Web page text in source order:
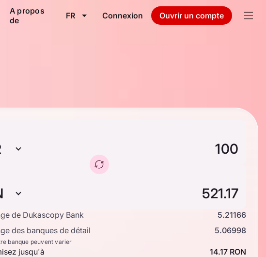
A propos
de
FR Connexion Ouvrir un compte
de Dukascopy Bank
5.21166
des banques de détail
5.06998
banque peuvent varier
jusqu'à 14.17 RON